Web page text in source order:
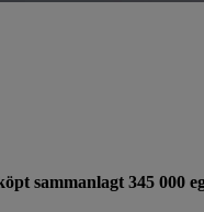
sammanlagt 345 000